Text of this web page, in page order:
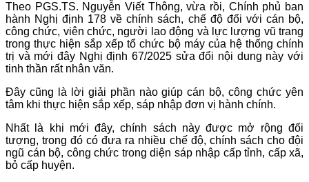
Theo PGS.TS. Nguyễn Viết Thông, vừa rồi, Chính phủ ban
hành Nghị định 178 về chính sách, chế độ đối với cán bộ,
công chức, viên chức, người lao động và lực lượng vũ trang
trong thực hiện sắp xếp tổ chức bộ máy của hệ thống chính
trị và mới đây Nghị định 67/2025 sửa đổi nội dung này với
tinh thần rất nhân văn.
Đây cũng là lời giải phần nào giúp cán bộ, công chức yên
tâm khi thực hiện sắp xếp, sáp nhập đơn vị hành chính.
Nhất là khi mới đây, chính sách này được mở rộng đối
tượng, trong đó có đưa ra nhiều chế độ, chính sách cho đội
ngũ cán bộ, công chức trong diện sáp nhập cấp tỉnh, cấp xã,
bỏ cấp huyện.